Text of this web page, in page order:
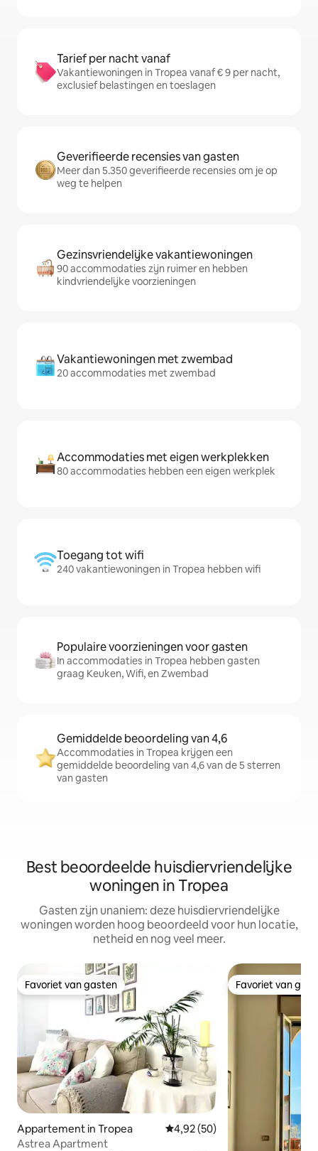
Tarief per nacht vanaf
Vakantiewoningen in Tropea vanaf € 9 per nacht,
exclusief belastingen en toeslagen
Geverifieerde recensies van gasten
Meer dan 5.350 geverifieerde recensies om je op
weg te helpen
Gezinsvriendelijke vakantiewoningen
90 accommodaties zijn ruimer en hebben
kindvriendelijke voorzieningen
Vakantiewoningen met zwembad
20 accommodaties met zwembad
Accommodaties met eigen werkplekken
80 accommodaties hebben een eigen werkplek
Toegang tot wifi
240 vakantiewoningen in Tropea hebben wifi
Populaire voorzieningen voor gasten
In accommodaties in Tropea hebben gasten
graag Keuken, Wifi, en Zwembad
Gemiddelde beoordeling van 4,6
Accommodaties in Tropea krijgen een
gemiddelde beoordeling van 4,6 van de 5 sterren
van gasten
Best beoordeelde huisdiervriendelijke
woningen in Tropea
Gasten zijn unaniem: deze huisdiervriendelijke
woningen worden hoog beoordeeld voor hun locatie,
netheid en nog veel meer.
Favoriet van gasten
Favoriet van gasten
Appartement in Tropea Gemiddelde beoordeling van
4,92 (50)
Astrea Apartment
Favoriet van
Favoriet van